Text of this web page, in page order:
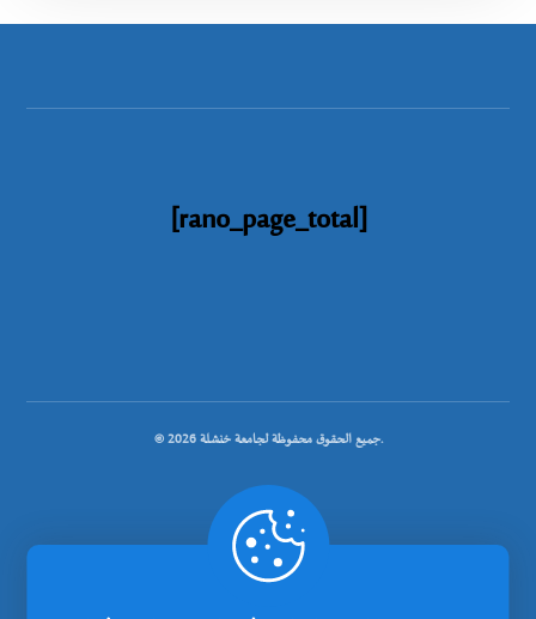
[rano_page_total]
© جميع الحقوق محفوظة لجامعة خنشلة 2026.
.